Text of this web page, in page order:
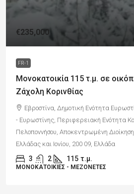
€235,000
FR-1
Μονοκατοικία 115 τ.μ. σε
Ζάχολη Κορινθίας
Εβροστίνα, Δημοτική Ενότητα
- Ευρωστίνης, Περιφερειακή Ενότητα
Πελοποννήσου, Αποκεντρωμένη Διοίκηση
Ελλάδας και Ιονίου, 200 09, Ελλάδα
3 2 115 τ.μ.
ΜΟΝΟΚΑΤΟΙΚΊΕΣ - ΜΕΖΟΝΈΤΕΣ